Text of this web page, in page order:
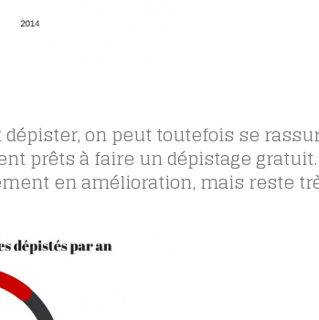
on peut toutefois se
prêts à faire un dépistage
en amélioration, mais reste